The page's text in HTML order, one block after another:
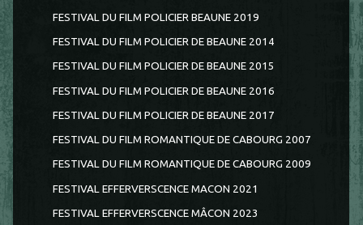
FESTIVAL DU FILM POLICIER BEAUNE 2019
FESTIVAL DU FILM POLICIER DE BEAUNE 2014
FESTIVAL DU FILM POLICIER DE BEAUNE 2015
FESTIVAL DU FILM POLICIER DE BEAUNE 2016
FESTIVAL DU FILM POLICIER DE BEAUNE 2017
FESTIVAL DU FILM ROMANTIQUE DE CABOURG 2007
FESTIVAL DU FILM ROMANTIQUE DE CABOURG 2009
FESTIVAL EFFERVERSCENCE MACON 2021
FESTIVAL EFFERVERSCENCE MÂCON 2023